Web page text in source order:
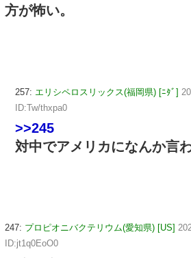
方が怖い。
257: エリシペロスリックス(福岡県) [ﾆﾀﾞ]
ID:Tw/thxpa0
>>245
対中でアメリカになんか言
247: プロピオニバクテリウム(愛知県) [US]
ID:jt1q0EoO0